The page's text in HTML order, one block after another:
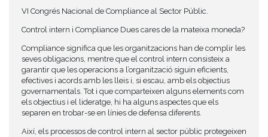
VI Congrés Nacional de Compliance al Sector Públic.
Control intern i Compliance Dues cares de la mateixa moneda?
Compliance significa que les organitzacions han de complir les
seves obligacions, mentre que el control intern consisteix a
garantir que les operacions a l’organització siguin eficients,
efectives i acords amb les lleis i, si escau, amb els objectius
governamentals. Tot i que comparteixen alguns elements com
els objectius i el lideratge, hi ha alguns aspectes que els
separen en trobar-se en línies de defensa diferents.
Així, els processos de control intern al sector públic protegeixen